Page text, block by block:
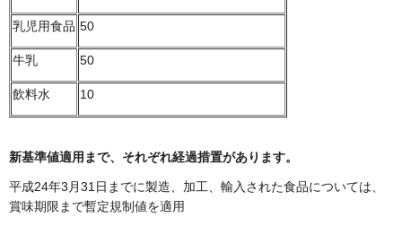
乳児用食品 50
牛乳 50
飲料水 10
新基準値適用まで、それぞれ経過措置があります。
平成24年3月31日までに製造、加工、輸入された食品については、
賞味期限まで暫定規制値を適用